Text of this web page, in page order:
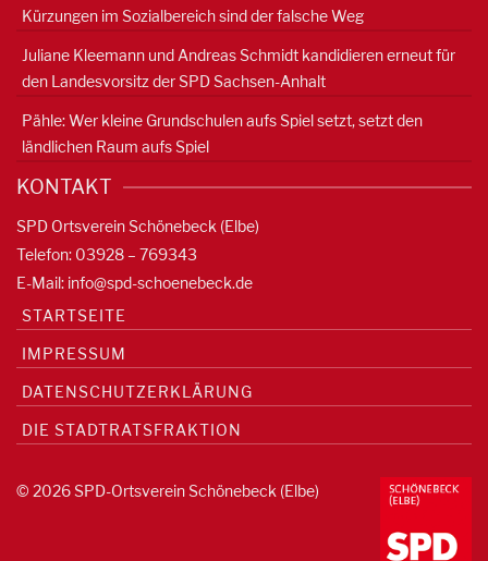
Kürzungen im Sozialbereich sind der falsche Weg
Juliane Kleemann und Andreas Schmidt kandidieren erneut für
den Landesvorsitz der SPD Sachsen-Anhalt
Pähle: Wer kleine Grundschulen aufs Spiel setzt, setzt den
ländlichen Raum aufs Spiel
KONTAKT
SPD Ortsverein Schönebeck (Elbe)
Telefon: 03928 – 769343
E-Mail: info@spd-schoenebeck.de
STARTSEITE
IMPRESSUM
DATENSCHUTZERKLÄRUNG
DIE STADTRATSFRAKTION
© 2026 SPD-Ortsverein Schönebeck (Elbe)